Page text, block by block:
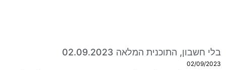
בלי חשבון, התוכנית המלאה 02.09.2023
02/09/2023